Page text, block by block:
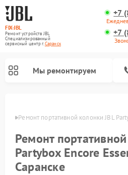
FIX-JBL
Ремонт устройств JBL
Специализированный
cервисный центр г.Саранск
+7
+7
Мы ремонтируем
Ремонт портативной колонки JBL
Ремонт
Partybox Encore
Саранске